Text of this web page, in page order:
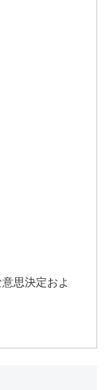
思決定およ